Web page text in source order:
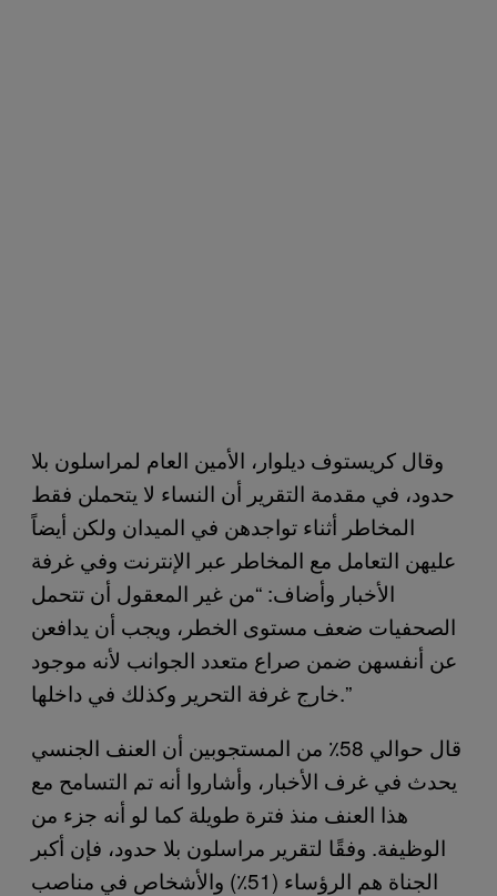
وقال كريستوف ديلوار، الأمين العام لمراسلون بلا
حدود، في مقدمة التقرير أن النساء لا يتحملن فقط
المخاطر أثناء تواجدهن في الميدان ولكن أيضاً
عليهن التعامل مع المخاطر عبر الإنترنت وفي غرفة
الأخبار وأضاف: “من غير المعقول أن تتحمل
الصحفيات ضعف مستوى الخطر، ويجب أن يدافعن
عن أنفسهن ضمن صراع متعدد الجوانب لأنه موجود
خارج غرفة التحرير وكذلك في داخلها.”
قال حوالي 58٪ من المستجوبين أن العنف الجنسي
يحدث في غرف الأخبار، وأشاروا أنه تم التسامح مع
هذا العنف منذ فترة طويلة كما لو أنه جزء من
الوظيفة. وفقًا لتقرير مراسلون بلا حدود، فإن أكبر
الجناة هم الرؤساء (51٪) والأشخاص في مناصب